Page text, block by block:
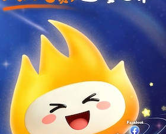
支持
旋风加速度器 快连加速器